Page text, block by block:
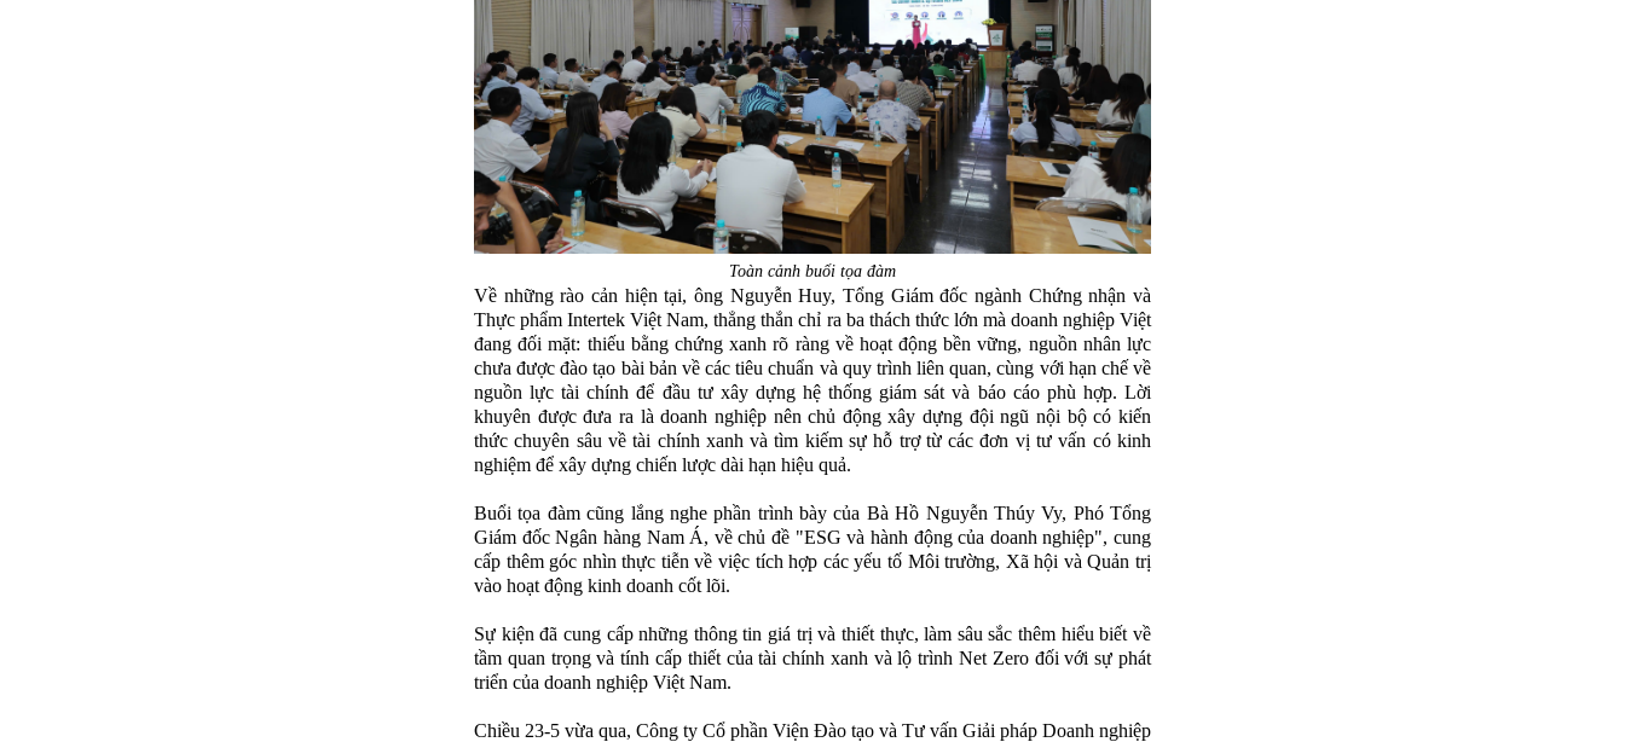
Toàn cảnh buổi tọa đàm
Về những rào cản hiện tại, ông Nguyễn Huy, Tổng Giám đốc ngành Chứng nhận và
Thực phẩm Intertek Việt Nam, thẳng thắn chỉ ra ba thách thức lớn mà doanh nghiệp Việt
đang đối mặt: thiếu bằng chứng xanh rõ ràng về hoạt động bền vững, nguồn nhân lực
chưa được đào tạo bài bản về các tiêu chuẩn và quy trình liên quan, cùng với hạn chế về
nguồn lực tài chính để đầu tư xây dựng hệ thống giám sát và báo cáo phù hợp. Lời
khuyên được đưa ra là doanh nghiệp nên chủ động xây dựng đội ngũ nội bộ có kiến
thức chuyên sâu về tài chính xanh và tìm kiếm sự hỗ trợ từ các đơn vị tư vấn có kinh
nghiệm để xây dựng chiến lược dài hạn hiệu quả.
Buổi tọa đàm cũng lắng nghe phần trình bày của Bà Hồ Nguyễn Thúy Vy, Phó Tổng
Giám đốc Ngân hàng Nam Á, về chủ đề "ESG và hành động của doanh nghiệp", cung
cấp thêm góc nhìn thực tiễn về việc tích hợp các yếu tố Môi trường, Xã hội và Quản trị
vào hoạt động kinh doanh cốt lõi.
Sự kiện đã cung cấp những thông tin giá trị và thiết thực, làm sâu sắc thêm hiểu biết về
tầm quan trọng và tính cấp thiết của tài chính xanh và lộ trình Net Zero đối với sự phát
triển của doanh nghiệp Việt Nam.
Chiều 23-5 vừa qua, Công ty Cổ phần Viện Đào tạo và Tư vấn Giải pháp Doanh nghiệp